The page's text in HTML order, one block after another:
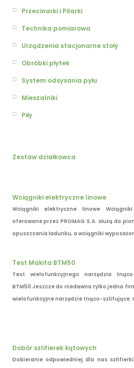
Przecinarki i Pilarki
Technika pomiarowa
Urządzenia stacjonarne stoły
Obróbki płytek
System odsysania pyłu
Mieszalniki
Piły
Zestaw działkowca
Wciągniki elektryczne linowe
Wciągniki elektryczne linowe
oferowane przez PROMAG S.A. służą do
opuszczania ładunku, a wciągniki
Test Makita BTM50
Test wielofunkcyjnego narzędzia
BTM50 Jeszcze do niedawna tylko jedna
wielofunkcyjne narzędzie tnąco-szlifujące.
Dobór szlifierek kątowych
Dobieranie odpowiedniej dla nas